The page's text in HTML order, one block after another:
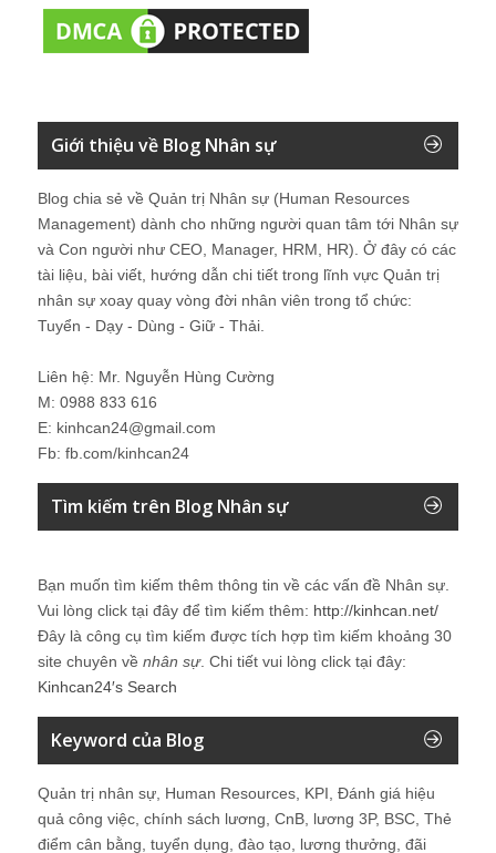
Giới thiệu về Blog Nhân sự
Blog chia sẻ về Quản trị Nhân sự (Human Resources
Management) dành cho những người quan tâm tới Nhân sự
và Con người như CEO, Manager, HRM, HR). Ở đây có các
tài liệu, bài viết, hướng dẫn chi tiết trong lĩnh vực Quản trị
nhân sự xoay quay vòng đời nhân viên trong tổ chức:
Tuyển - Dạy - Dùng - Giữ - Thải.
Liên hệ: Mr. Nguyễn Hùng Cường
M: 0988 833 616
E: kinhcan24@gmail.com
Fb: fb.com/kinhcan24
Tìm kiếm trên Blog Nhân sự
Bạn muốn tìm kiếm thêm thông tin về các vấn đề Nhân sự
Vui lòng click tại đây để tìm kiếm thêm: http://kinhcan.net/
Đây là công cụ tìm kiếm được tích hợp tìm kiếm khoảng 30
site chuyên về nhân sự. Chi tiết vui lòng click tại đây:
Kinhcan24′s Search
Keyword của Blog
Quản trị nhân sự, Human Resources, KPI, Đánh giá hiệu
quả công việc, chính sách lương, CnB, lương 3P, BSC, Thẻ
điểm cân bằng, tuyển dụng, đào tạo, lương thưởng, đãi